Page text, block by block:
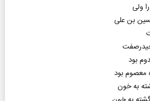
ولی
بن‌ علی‌
بود
معصوم‌ بود
به‌ خون